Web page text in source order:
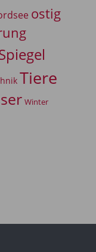
ostig
Tiere
Winter